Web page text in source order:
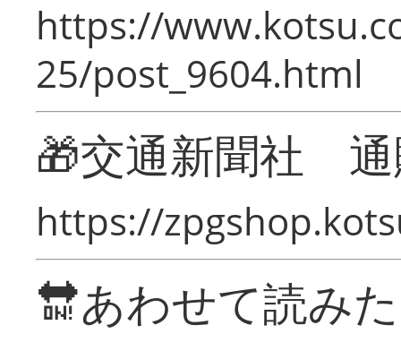
https://
25/post_9604.html
🎁交通新聞社
https://
🔛あわせて読み